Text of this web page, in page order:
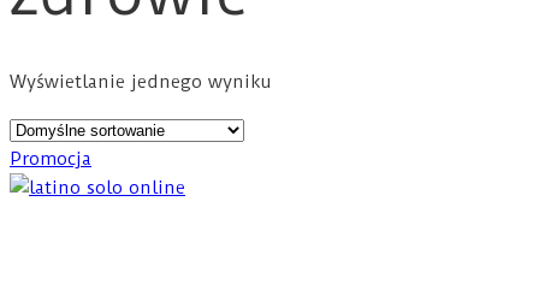
Wyświetlanie jednego wyniku
Promocja